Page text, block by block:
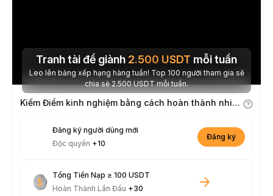
Tranh tài để giành 2.500 USDT mỗi tuần
Leo lên bảng xếp hạng hàng tuần! Top 100 người tham gia sẽ
chia sẻ 2.500 USDT mỗi tuần.
Kiếm Điểm kinh nghiệm bằng cách hoàn thành nhiệm vụ
Đăng ký người dùng mới
Độc quyền +10
Đăng ký
Tổng Tiền Nạp ≥ 100 USDT
Hoàn Thành Lần Đầu +30